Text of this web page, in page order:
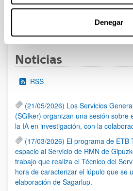
Denegar
PáginasPáginaPágina
10 11
Noticias
RSS
(21/05/2026) Los Servicios
(SGIker) organizan una sesión sobre
la IA en investigación, con la
(17/03/2026) El programa de ETB
espacio al Servicio de RMN de
trabajo que realiza el Técnico del
hora de caracterizar el lúpulo que se
elaboración de Sagarlup.